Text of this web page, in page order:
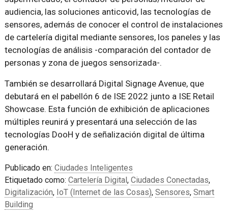
audiencia, las soluciones anticovid, las tecnologías de
sensores, además de conocer el control de instalaciones
de cartelería digital mediante sensores, los paneles y las
tecnologías de análisis -comparación del contador de
personas y zona de juegos sensorizada-.
También se desarrollará Digital Signage Avenue, que
debutará en el pabellón 6 de ISE 2022 junto a ISE Retail
Showcase. Esta función de exhibición de aplicaciones
múltiples reunirá y presentará una selección de las
tecnologías DooH y de señalización digital de última
generación.
Publicado en: Ciudades Inteligentes
Etiquetado como: Cartelería Digital, Ciudades Conectadas,
Digitalización, IoT (Internet de las Cosas), Sensores, Smart
Building